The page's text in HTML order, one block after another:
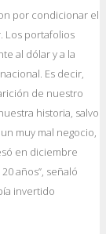
por condicionar el
Los portafolios
al dólar y a la
Es decir,
de nuestro
historia, salvo
muy mal negocio,
en diciembre
años”, señaló
invertido